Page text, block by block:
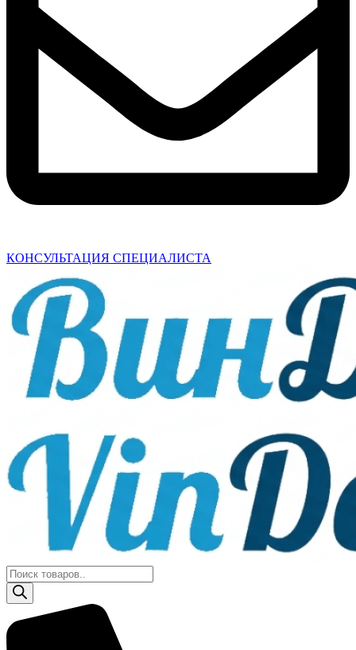
КОНСУЛЬТАЦИЯ СПЕЦИАЛИСТА
Поиск
товаров